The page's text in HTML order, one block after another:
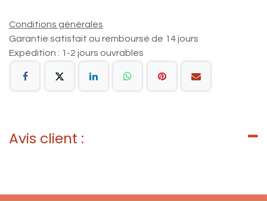
Conditions générales
Garantie satisfait ou remboursé de 14 jours
Expédition : 1-2 jours ouvrables
Avis client :